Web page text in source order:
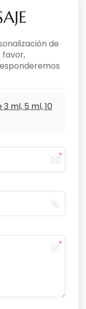
de
favor,
ml, 5 ml, 10